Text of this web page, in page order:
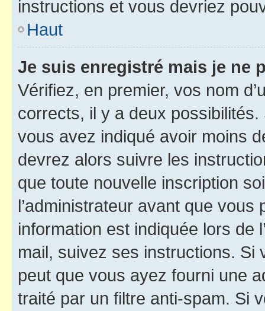
instructions et vous devriez
Haut
Je suis enregistré mais je ne
Vérifiez, en premier, vos nom
corrects, il y a deux
vous avez indiqué avoir moins
devrez alors suivre les
que toute nouvelle inscription
l’administrateur avant que
information est indiquée lors de
mail, suivez ses instructions. Si
peut que vous ayez fourni une
traité par un filtre anti-spam. Si